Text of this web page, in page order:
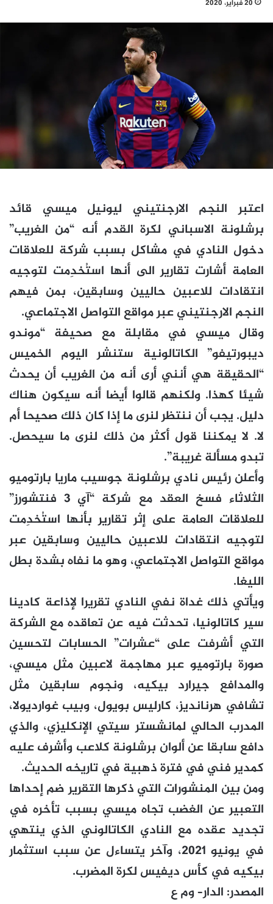
20 فبراير، 2020
اعتبر النجم الارجنتيني ليونيل ميسي قائد
برشلونة الاسباني لكرة القدم أنه “من الغريب”
دخول النادي في مشاكل بسبب شركة للعلاقات
العامة أشارت تقارير الى أنها استُخدِمت لتوجيه
انتقادات للاعبين حاليين وسابقين، بمن فيهم
النجم الارجنتيني عبر مواقع التواصل الاجتماعي.
وقال ميسي في مقابلة مع صحيفة “موندو
ديبورتيفو” الكاتالونية ستنشر اليوم الخميس
“الحقيقة هي أنني أرى أنه من الغريب أن يحدث
شيئا كهذا. ولكنهم قالوا أيضا أنه سيكون هناك
دليل. يجب أن ننتظر لنرى ما إذا كان ذلك صحيحا أم
لا. لا يمكننا قول أكثر من ذلك لنرى ما سيحصل.
تبدو مسألة غريبة”.
وأعلن رئيس نادي برشلونة جوسيب ماريا بارتوميو
الثلاثاء فسخ العقد مع شركة “آي 3 فنتشورز”
للعلاقات العامة على إثر تقارير بأنها استُخدِمت
لتوجيه انتقادات للاعبين حاليين وسابقين عبر
مواقع التواصل الاجتماعي، وهو ما نفاه بشدة بطل
الليغا.
ويأتي ذلك غداة نفي النادي تقريرا لإذاعة كادينا
سير كاتالونيا، تحدثت فيه عن تعاقده مع الشركة
التي أشرفت على “عشرات” الحسابات لتحسين
صورة بارتوميو عبر مهاجمة لاعبين مثل ميسي،
والمدافع جيرارد بيكيه، ونجوم سابقين مثل
تشافي هرنانديز، كارليس بويول، وبيب غوارديولا،
المدرب الحالي لمانشستر سيتي الإنكليزي، والذي
دافع سابقا عن ألوان برشلونة كلاعب وأشرف عليه
كمدير فني في فترة ذهبية في تاريخه الحديث.
ومن بين المنشورات التي ذكرها التقرير ضم إحداها
التعبير عن الغضب تجاه ميسي بسبب تأخره في
تجديد عقده مع النادي الكاتالوني الذي ينتهي
في يونيو 2021، وآخر يتساءل عن سبب استثمار
بيكيه في كأس ديفيس لكرة المضرب.
المصدر: الدار–وم ع